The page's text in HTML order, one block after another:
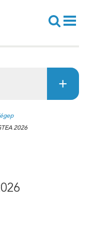
Recherche
2026